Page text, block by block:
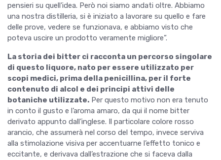
pensieri su quell’idea. Però noi siamo andati oltre. Abbiamo
una nostra distilleria, si è iniziato a lavorare su quello e fare
delle prove, vedere se funzionava, e abbiamo visto che
poteva uscire un prodotto veramente migliore”.
La storia dei bitter ci racconta un percorso singolare
di questo liquore, nato per essere utilizzato per
scopi medici, prima della penicillina, per il forte
contenuto di alcol e dei principi attivi delle
botaniche utilizzate. Per questo motivo non era tenuto
in conto il gusto e l’aroma amaro, da qui il nome bitter
derivato appunto dall’inglese. Il particolare colore rosso
arancio, che assumerà nel corso del tempo, invece serviva
alla stimolazione visiva per accentuarne l’effetto tonico e
eccitante, e derivava dall’estrazione che si faceva dalla